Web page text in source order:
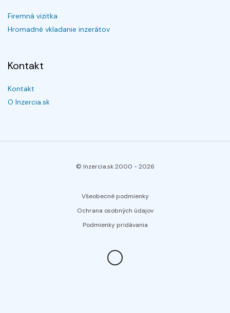
Firemná vizitka
Hromadné vkladanie inzerátov
Kontakt
Kontakt
O Inzercia.sk
© Inzercia.sk 2000 -2026
Všeobecné podmienky
Ochrana osobných údajov
Podmienky pridávania